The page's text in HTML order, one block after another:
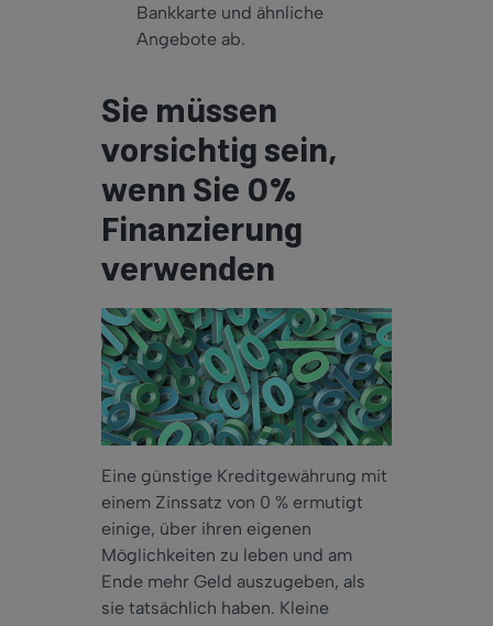
Bankkarte und ähnliche
Angebote ab.
Sie müssen
vorsichtig sein,
wenn Sie 0%
Finanzierung
verwenden
Eine günstige Kreditgewährung mit
einem Zinssatz von 0 % ermutigt
einige, über ihren eigenen
Möglichkeiten zu leben und am
Ende mehr Geld auszugeben, als
sie tatsächlich haben. Kleine